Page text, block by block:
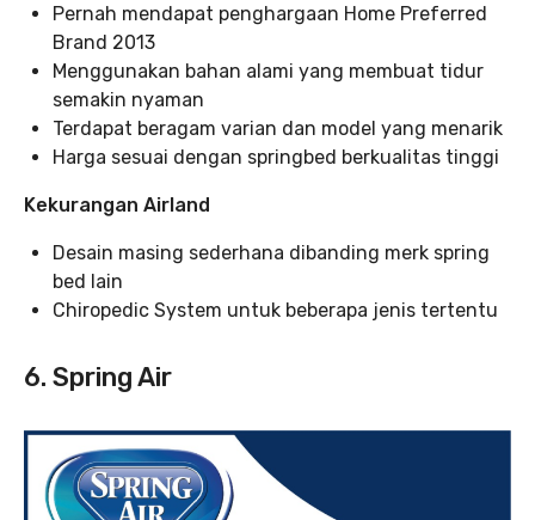
Pernah mendapat penghargaan Home Preferred
Brand 2013
Menggunakan bahan alami yang membuat tidur
semakin nyaman
Terdapat beragam varian dan model yang menarik
Harga sesuai dengan springbed berkualitas tinggi
Kekurangan Airland
Desain masing sederhana dibanding merk spring
bed lain
Chiropedic System untuk beberapa jenis tertentu
6. Spring Air